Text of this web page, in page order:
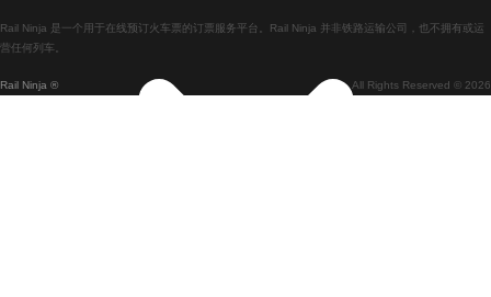
馬德里開往巴塞罗那的列車
Rail Ninja ® All Rights Reserved © 2026
Rail Ninja 是一个用于在线预订火车票的订票服务平台。Rail Ninja 并非铁路运输公司，也不拥有或运
营任何列车。